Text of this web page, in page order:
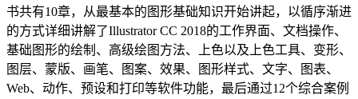
书共有10章，从最基本的图形基础知识开始讲起，以循序渐进
的方式详细讲解了Illustrator CC 2018的工作界面、文档操作、
基础图形的绘制、高级绘图方法、上色以及上色工具、变形、
图层、蒙版、画笔、图案、效果、图形样式、文字、图表、
Web、动作、预设和打印等软件功能，最后通过12个综合案例